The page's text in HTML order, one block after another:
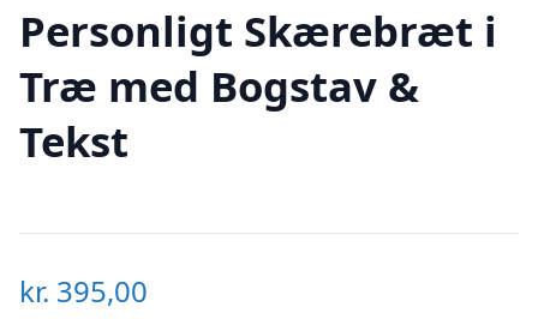
Personligt Skærebræt i
Træ med Bogstav &
Tekst
kr. 395,00